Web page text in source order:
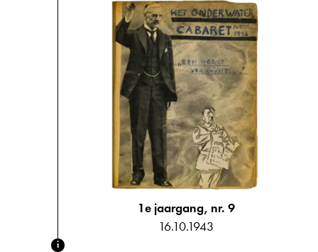
1e jaargang, nr. 9
16.10.1943
i